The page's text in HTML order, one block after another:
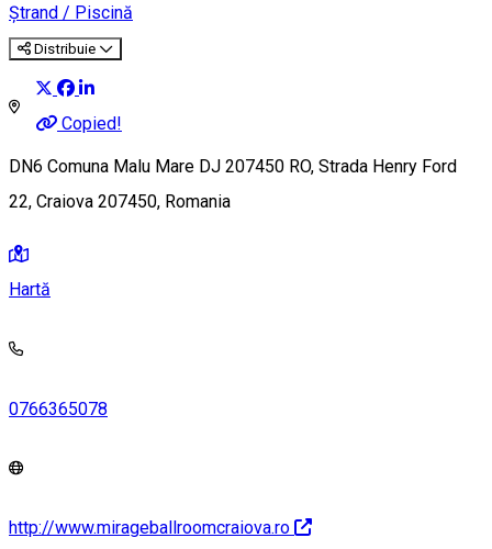
Ștrand / Piscină
Distribuie
Copied!
DN6 Comuna Malu Mare DJ 207450 RO, Strada Henry Ford
22, Craiova 207450, Romania
Hartă
0766365078
http://www.mirageballroomcraiova.ro